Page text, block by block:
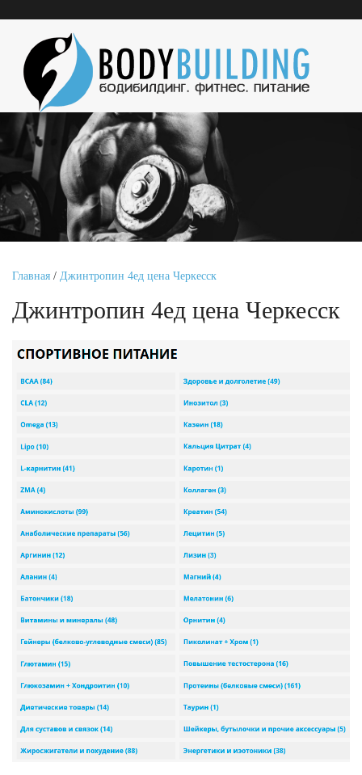
Главная / Джинтропин 4ед цена Черкесск
Джинтропин 4ед цена Черкесск